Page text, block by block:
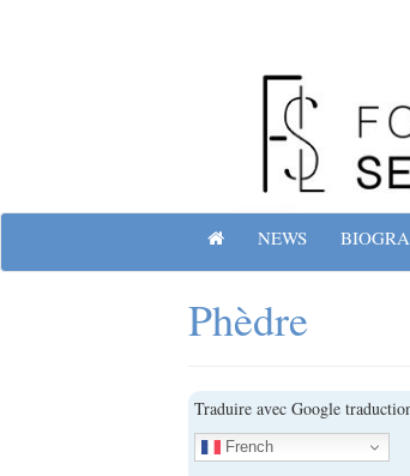
Site officiel de la
HOMENEWS
Phèdre
Traduire avec Google
French